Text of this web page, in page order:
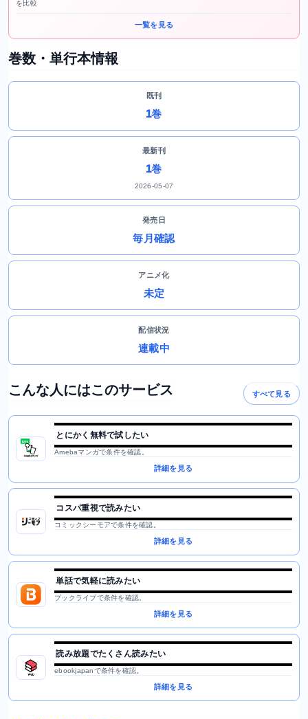
を比較
一覧を見る
巻数・単行本情報
既刊
1巻
最新刊
1巻
2026-05-07
発売日
毎月確認
アニメ化
未定
配信状況
連載中
こんな人にはこのサービス すべて見る
とにかく無料で試したい
Amebaマンガで条件を確認。
詳細を見る
コスパ重視で読みたい
コミックシーモアで条件を確認。
詳細を見る
単話で気軽に読みたい
ブックライブで条件を確認。
詳細を見る
読み放題でたくさん読みたい
ebookjapanで条件を確認。
詳細を見る